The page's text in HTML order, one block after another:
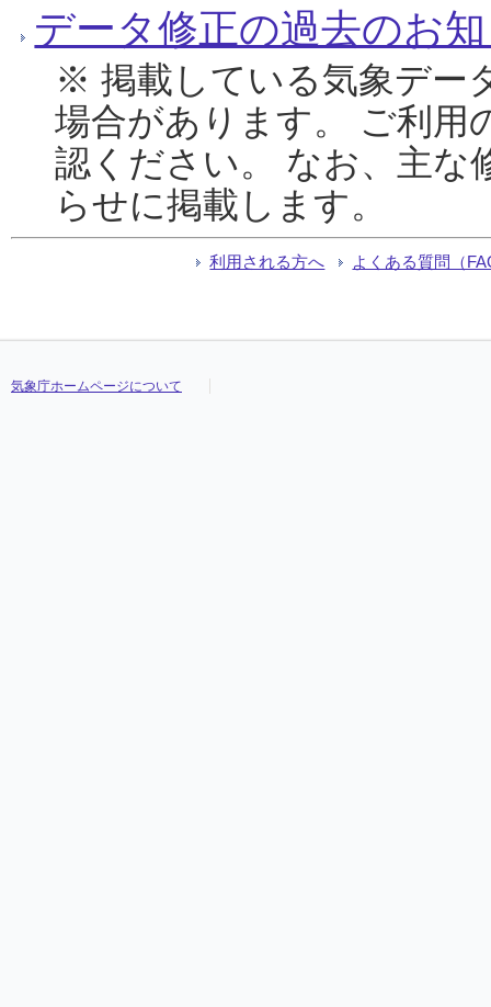
データ修正の過去のお
※ 掲載している気象デー
場合があります。 ご利用
認ください。 なお、主な
らせに掲載します。
利用される方へ よくある質問（
気象庁ホームページについて